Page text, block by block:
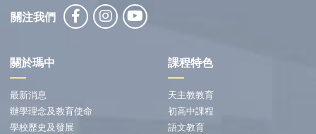
關注我們
關於瑪中
最新消息
辦學理念及教育使命
學校歷史及發展
課程特色
天主教教育
初高中課程
語文教育